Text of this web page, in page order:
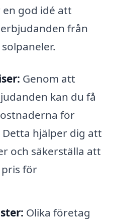
god idé att
från
Genom att
kan du få
för
Detta hjälper dig att
och säkerställa att
för
Olika företag